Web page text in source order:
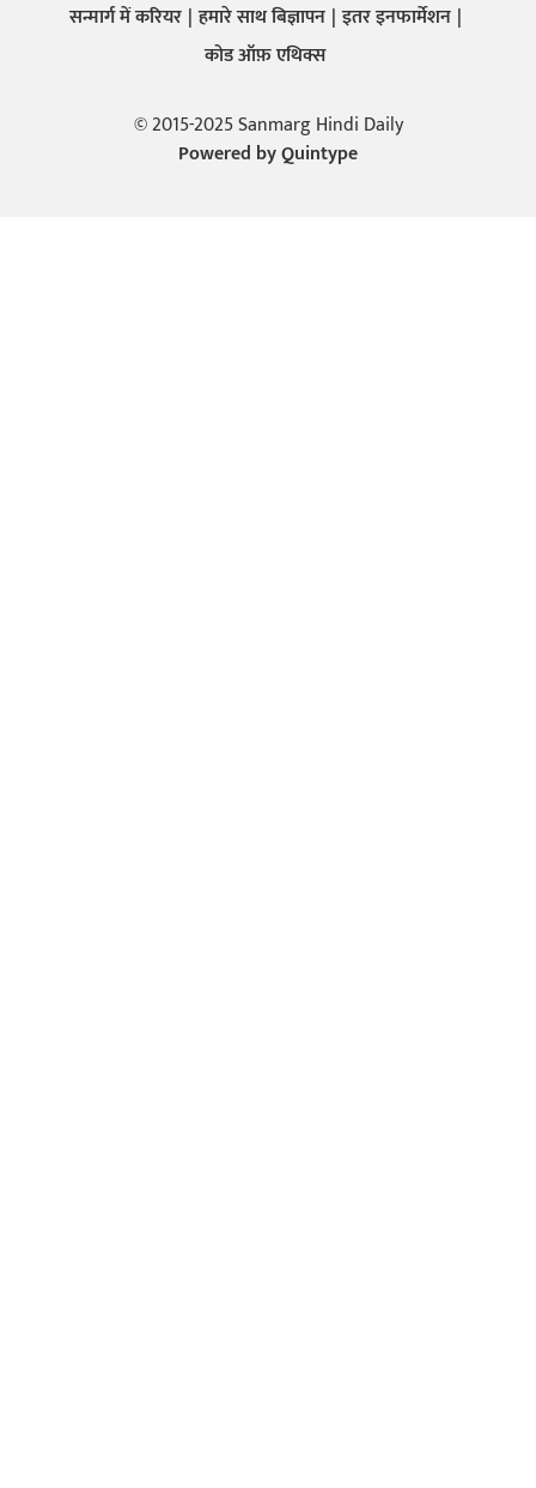
सन्मार्ग में करियर हमारे साथ बिज्ञापन इतर इनफार्मेशन
कोड ऑफ़ एथिक्स
© 2015-2025 Sanmarg Hindi Daily
Powered byQuintype